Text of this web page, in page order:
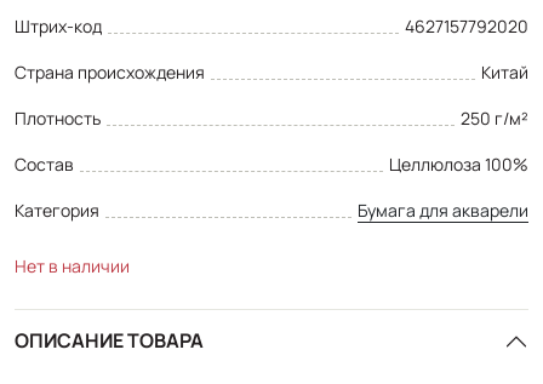
Штрих-код
4627157792020
Страна происхождения
Китай
Плотность
250 г/м²
Состав
Целлюлоза 100%
Категория
Бумага для акварели
Нет в наличии
ОПИСАНИЕ ТОВАРА